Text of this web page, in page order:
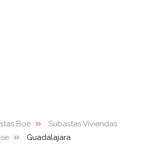
Boe
Subastas Viviendas
Guadalajara